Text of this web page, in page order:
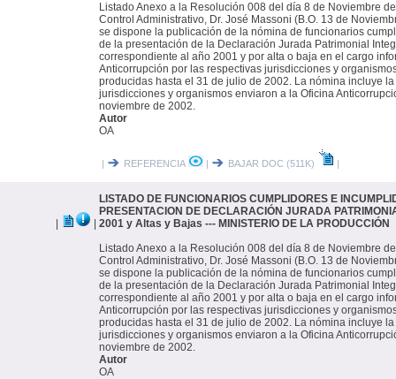
Listado Anexo a la Resolución 008 del día 8 de Noviembre
Control Administrativo, Dr. José Massoni (B.O. 13 de
se dispone la publicación de la nómina de funcionarios
de la presentación de la Declaración Jurada Patrimonial
correspondiente al año 2001 y por alta o baja en el cargo
Anticorrupción por las respectivas jurisdicciones y
producidas hasta el 31 de julio de 2002. La nómina incluye
jurisdicciones y organismos enviaron a la Oficina
noviembre de 2002.
Autor
OA
| REFERENCIA | BAJAR DOC (511K) |
LISTADO DE FUNCIONARIOS CUMPLIDORES E
PRESENTACION DE DECLARACIÓN JURADA
2001 y Altas y Bajas --- MINISTERIO DE LA PRODUCCIÓN
Listado Anexo a la Resolución 008 del día 8 de Noviembre
Control Administrativo, Dr. José Massoni (B.O. 13 de
se dispone la publicación de la nómina de funcionarios
de la presentación de la Declaración Jurada Patrimonial
correspondiente al año 2001 y por alta o baja en el cargo
Anticorrupción por las respectivas jurisdicciones y
producidas hasta el 31 de julio de 2002. La nómina incluye
jurisdicciones y organismos enviaron a la Oficina
noviembre de 2002.
Autor
OA